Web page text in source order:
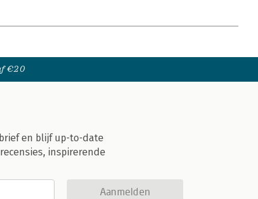
€20
en blijf up-to-date
inspirerende
Aanmelden